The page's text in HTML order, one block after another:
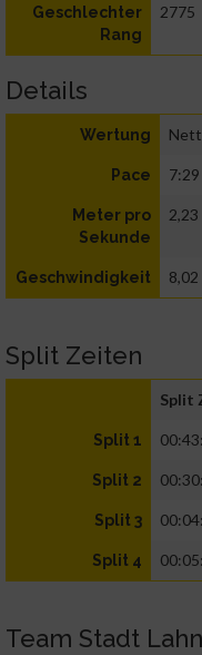
Geschlechter
Rang
2775
Details
Wertung
Pace
Meter pro
Sekunde
2,23
Geschwindigkeit
Split Zeiten
Split
Split 1
Split 2
Split 3
Split 4
Team Stadt